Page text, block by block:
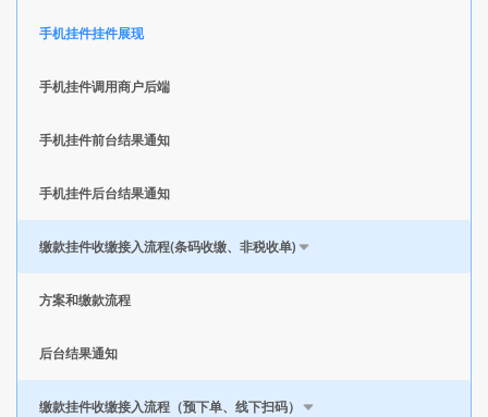
手机挂件挂件展现
手机挂件调用商户后端
手机挂件前台结果通知
手机挂件后台结果通知
缴款挂件收缴接入流程(条码收缴、非税收单)
方案和缴款流程
后台结果通知
缴款挂件收缴接入流程（预下单、线下扫码）